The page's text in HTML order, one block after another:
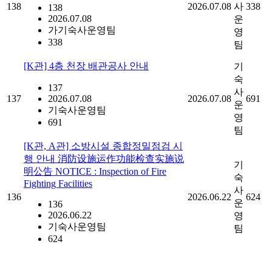
138
138
2026.07.08
가기숙사운영팀
338
2026.07.08 사
운
영
팀
338
137
[K관] 4층 천장 배관공사 안내
137
2026.07.08
기숙사운영팀
691
2026.07.08
기
숙
사
운
영
팀
691
136
[K관, A관] 소방시설 종합정밀점검 시
행 안내 消防设施运作功能检查实施说
明公告 NOTICE : Inspection of Fire
Fighting Facilities
136
2026.06.22
기숙사운영팀
624
2026.06.22
기
숙
사
운
영
팀
624